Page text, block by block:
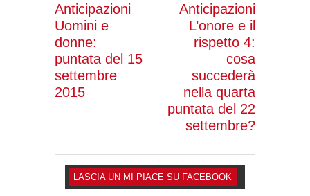
Anticipazioni
Uomini e
donne:
puntata del 15
settembre
2015
Anticipazioni
L’onore e il
rispetto 4:
cosa
succederà
nella quarta
puntata del 22
settembre?
LASCIA UN MI PIACE SU FACEBOOK